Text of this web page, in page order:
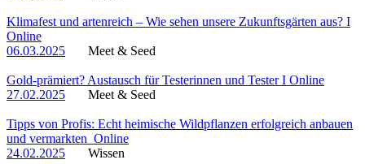
Klimafest und artenreich – Wie sehen unsere Zukunftsgärten aus? I
Online
06.03.2025
Meet & Seed
Gold-prämiert? Austausch für Testerinnen und Tester I Online
27.02.2025
Meet & Seed
Tipps von Profis: Echt heimische Wildpflanzen erfolgreich anbauen
und vermarkten_Online
24.02.2025
Wissen